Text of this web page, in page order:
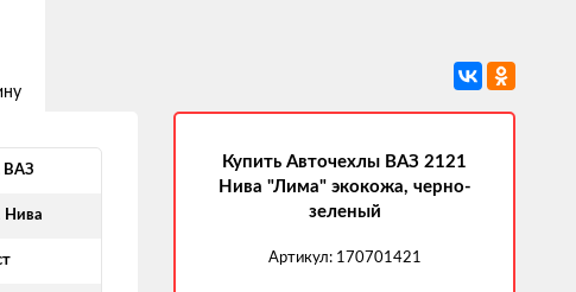
ВАЗ
Нива
Купить Авточехлы ВАЗ 2121
Нива "Лима" экокожа, черно-
зеленый
Артикул: 170701421